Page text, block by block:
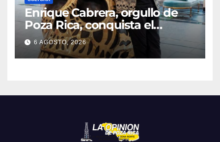
Enrique Cabrera, orgullo de
Poza Rica, conquista el
mundo con su arte
6 AGOSTO, 2026